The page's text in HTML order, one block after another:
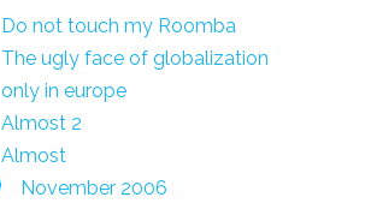
Do not touch my Roomba
The ugly face of globalization
only in europe
Almost 2
Almost
November 2006